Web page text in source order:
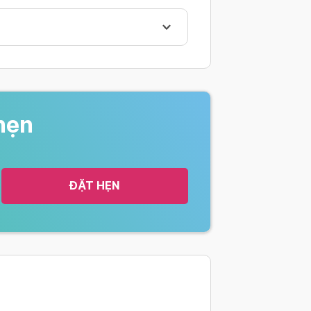
19 TESTING
2)/ Covid 19 Rapid Test
Covid 19 PCR Test (Single
(NỘI THÀNH) / COVID 19
(Tối thiểu 10 người) /
(Minimum 10 people)
your own test kit
ĐẶT HẸN